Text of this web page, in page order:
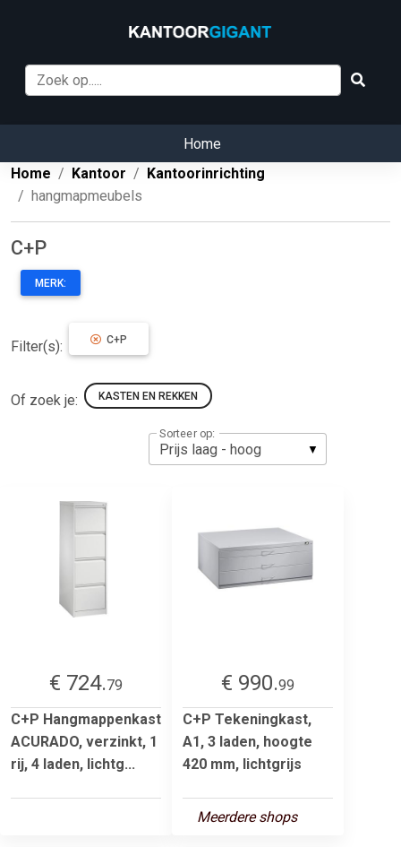
Home
Home
Kantoor
Kantoorinrichting
hangmapmeubels
C+P
MERK:
Filter(s): C+P
Of zoek je: KASTEN EN REKKEN
Sorteer op:
€ 724.79
C+P Hangmappenkast
ACURADO, verzinkt, 1
rij, 4 laden, lichtg...
€ 990.99
C+P Tekeningkast,
A1, 3 laden, hoogte
420 mm, lichtgrijs
Meerdere shops